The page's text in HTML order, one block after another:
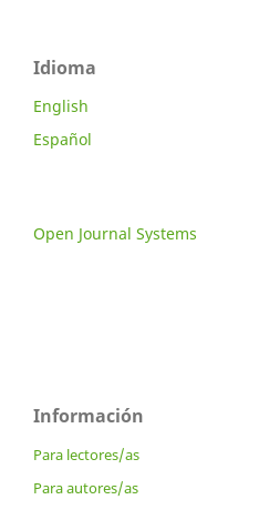
Idioma
English
Español
Open Journal Systems
Información
Para lectores/as
Para autores/as